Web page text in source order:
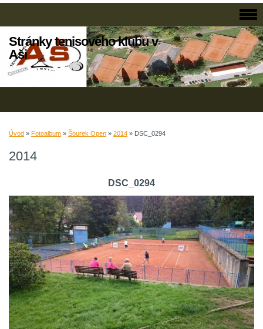
Stránky tenisového klubu v
Aši
Úvod » Fotoalbum » Šourek Open » 2014 » DSC_0294
2014
DSC_0294